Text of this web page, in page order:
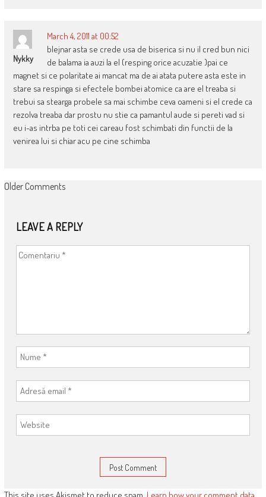
Nykky
March 4, 2011 at 00:52
blejnar asta se crede usa de biserica si nu il cred bun nici
de balama ia auzi la el (resping orice acuzatie )pai ce
magnet si ce polaritate ai mancat ma de ai atata putere asta este in
stare sa respinga si efectele bombei atomice ca are el treaba si
trebui sa stearga probele sa mai schimbe ceva oameni si el crede ca
rezolva treaba dar prostu nu stie ca pamantul aude si pereti vad si
eu i-as intrba pe toti cei careau fost schimbati din functii de la
venirea lui si chiar acu pe cine schimba
COMMENT
Older Comments
LEAVE A REPLY
This site uses Akismet to reduce spam. Learn how your comment data